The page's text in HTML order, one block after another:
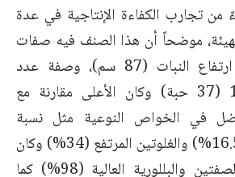
من تجارب الكفاءة الإنتاجية في عدة
موضحاً أن هذا الصنف فيه صفات
متعددة منها صفة ارتفاع النبات (87 سم)، وصفة عدد
الحبوب، السنبلة -1 (37 حبة) وكان الأعلى مقارنة مع
في الخواص النوعية مثل نسبة
البروتين المرتفعة (16.5%) والغلوتين المرتفع (34%) وكان
الأعلى في هاتين الصفتين والبللورية العالية (98%) كما